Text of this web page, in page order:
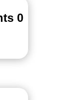
0 Comments